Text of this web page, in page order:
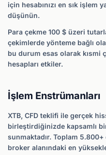
için hesabınızı en sık işlem
düşünün.
Para çekme 100 $ üzeri
çekimlerde yönteme bağlı
bu durum esas olarak kısmi
hesapları etkiler.
İşlem Enstrümanları
XTB, CFD teklifi ile gerçek
birleştirdiğinizde kapsamlı
sunmaktadır. Toplam
broker alanındaki en